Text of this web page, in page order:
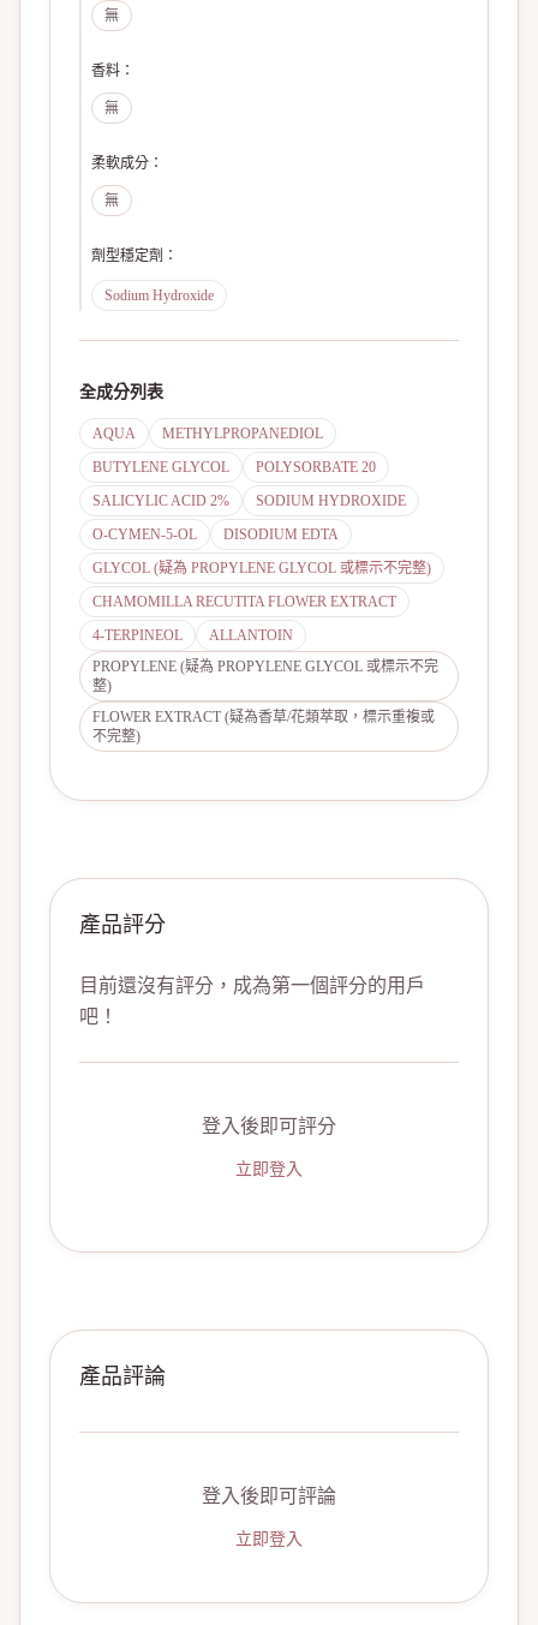
無
香料 ：
無
柔軟成分 ：
無
劑型穩定劑 ：
Sodium Hydroxide
全成分列表
AQUA
METHYLPROPANEDIOL
BUTYLENE GLYCOL
POLYSORBATE 20
SALICYLIC ACID 2%
SODIUM HYDROXIDE
O-CYMEN-5-OL
DISODIUM EDTA
GLYCOL (疑為 PROPYLENE GLYCOL 或標示不完整)
CHAMOMILLA RECUTITA FLOWER EXTRACT
4-TERPINEOL
ALLANTOIN
PROPYLENE (疑為 PROPYLENE GLYCOL 或標示不完
整)
FLOWER EXTRACT (疑為香草/花類萃取，標示重複或
不完整)
產品評分
目前還沒有評分，成為第一個評分的用戶
吧！
登入後即可評分
立即登入
產品評論
登入後即可評論
立即登入